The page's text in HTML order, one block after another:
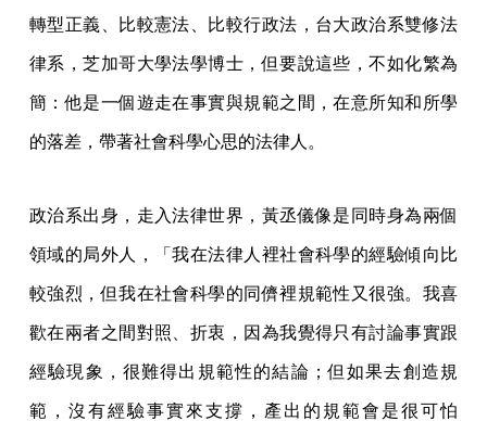
轉型正義、比較憲法、比較行政法，台大政治系雙修法
律系，芝加哥大學法學博士，但要說這些，不如化繁為
簡：他是一個遊走在事實與規範之間，在意所知和所學
的落差，帶著社會科學心思的法律人。
政治系出身，走入法律世界，黃丞儀像是同時身為兩個
領域的局外人，「我在法律人裡社會科學的經驗傾向比
較強烈，但我在社會科學的同儕裡規範性又很強。我喜
歡在兩者之間對照、折衷，因為我覺得只有討論事實跟
經驗現象，很難得出規範性的結論；但如果去創造規
範，沒有經驗事實來支撐，產出的規範會是很可怕